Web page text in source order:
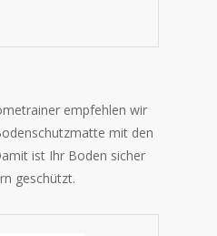
empfehlen wir
mit den
ist Ihr Boden sicher
geschützt.